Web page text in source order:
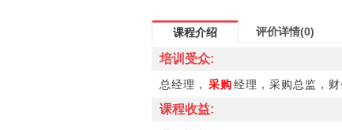
课程介绍 评价详情(0)
培训受众:
总经理， 采购经理，采购总监，
课程收益: